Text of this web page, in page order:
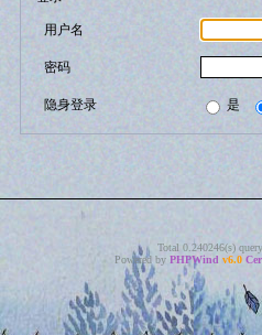
用户名
密码
隐身登录 是
Total 0.240246(s)
Powered by PHPWind v6.0